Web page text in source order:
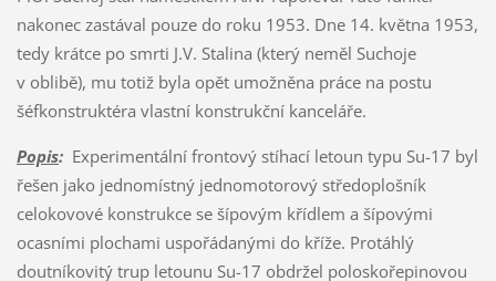
nakonec zastával pouze do roku 1953. Dne 14. května 1953,
tedy krátce po smrti J.V. Stalina (který neměl Suchoje
v oblibě), mu totiž byla opět umožněna práce na postu
šéfkonstruktéra vlastní konstrukční kanceláře.
Popis:Experimentální frontový stíhací letoun typu Su-17 byl
řešen jako jednomístný jednomotorový středoplošník
celokovové konstrukce se šípovým křídlem a šípovými
ocasními plochami uspořádanými do kříže. Protáhlý
doutníkovitý trup letounu Su-17 obdržel poloskořepinovou